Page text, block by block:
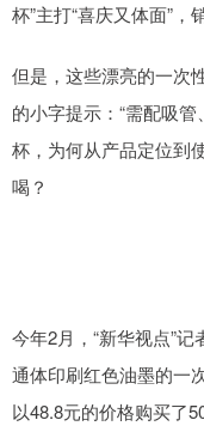
杯”主打“喜庆又体面”，
但是，这些漂亮的一次
的小字提示：“需配吸
杯，为何从产品定位到
喝？
今年2月，“新华视点”
通体印刷红色油墨的一
以48.8元的价格购买了